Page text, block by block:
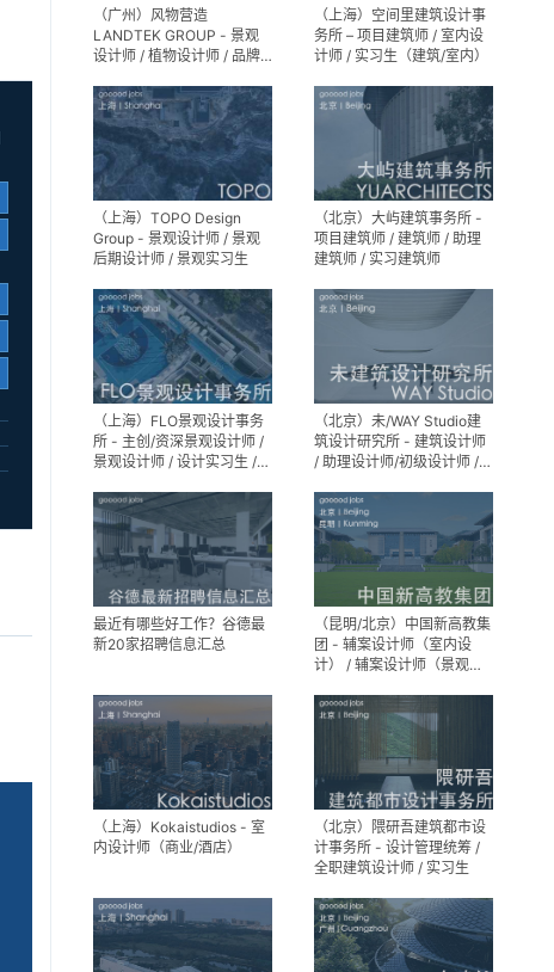
（广州）风物营造
LANDTEK GROUP - 景观
设计师 / 植物设计师 / 品牌
（上海）空间里建筑设计事
务所 – 项目建筑师 / 室内设
计师 / 实习生（建筑/室内）
（上海）TOPO Design
Group - 景观设计师 / 景观
后期设计师 / 景观实习生
（北京）大屿建筑事务所 -
项目建筑师 / 建筑师 / 助理
建筑师 / 实习建筑师
（上海）FLO景观设计事务
所 - 主创/资深景观设计师 /
景观设计师 / 设计实习生 /
设计师
（北京）未/WAY Studio建
筑设计研究所 - 建筑设计师
/ 助理设计师/初级设计师 /
助理
最近有哪些好工作？谷德最
新20家招聘信息汇总
（昆明/北京）中国新高教集
团 - 辅案设计师（室内设
计） / 辅案设计师（景观设
间组长 / 平面设计高级经理 /
展陈设计高级经理
（上海）Kokaistudios - 室
内设计师（商业/酒店）
（北京）隈研吾建筑都市设
计事务所 - 设计管理统筹 /
全职建筑设计师 / 实习生